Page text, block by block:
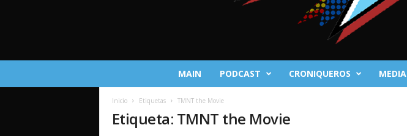
MAIN PODCAST CRONIQUEROS MEDIA
Inicio Etiquetas TMNT the Movie
Etiqueta: TMNT the Movie